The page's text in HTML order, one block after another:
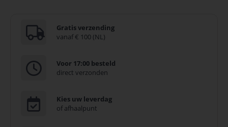
Gratis verzending
vanaf € 100 (NL)
Voor 17:00 besteld
direct verzonden
Kies uw leverdag
of afhaalpunt